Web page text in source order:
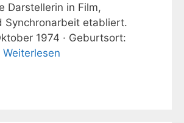
Darstellerin in Film,
Synchronarbeit etabliert.
1974 · Geburtsort:
Weiterlesen